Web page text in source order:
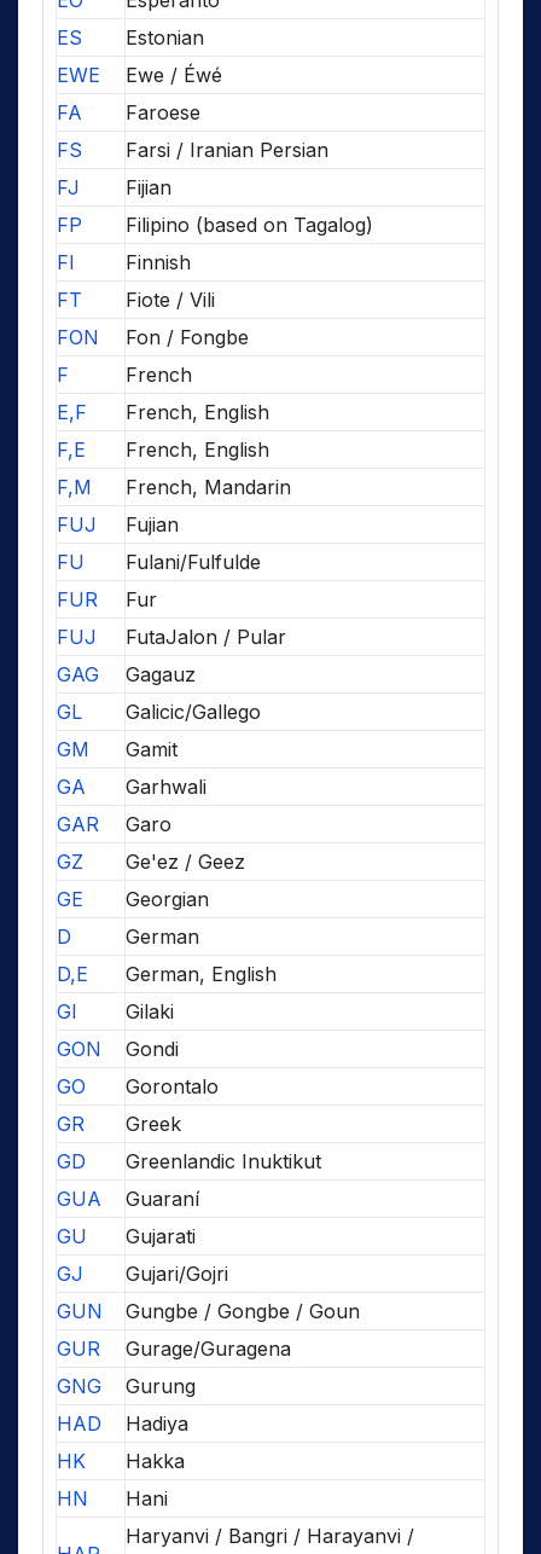
ES
Estonian
EWE
Ewe / Éwé
FA
Faroese
FS
Farsi / Iranian Persian
FJ
Fijian
FP
Filipino (based on Tagalog)
FI
Finnish
FT
Fiote / Vili
FON
Fon / Fongbe
F
French
E,F
French, English
F,E
French, English
F,M
French, Mandarin
FUJ
Fujian
FU
Fulani/Fulfulde
FUR
Fur
FUJ
FutaJalon / Pular
GAG
Gagauz
GL
Galicic/Gallego
GM
Gamit
GA
Garhwali
GAR
Garo
GZ
Ge'ez / Geez
GE
Georgian
D
German
D,E
German, English
GI
Gilaki
GON
Gondi
GO
Gorontalo
GR
Greek
GD
Greenlandic Inuktikut
GUA
Guaraní
GU
Gujarati
GJ
Gujari/Gojri
GUN
Gungbe / Gongbe / Goun
GUR
Gurage/Guragena
GNG
Gurung
HAD
Hadiya
HK
Hakka
HN
Hani
Haryanvi / Bangri / Harayanvi /